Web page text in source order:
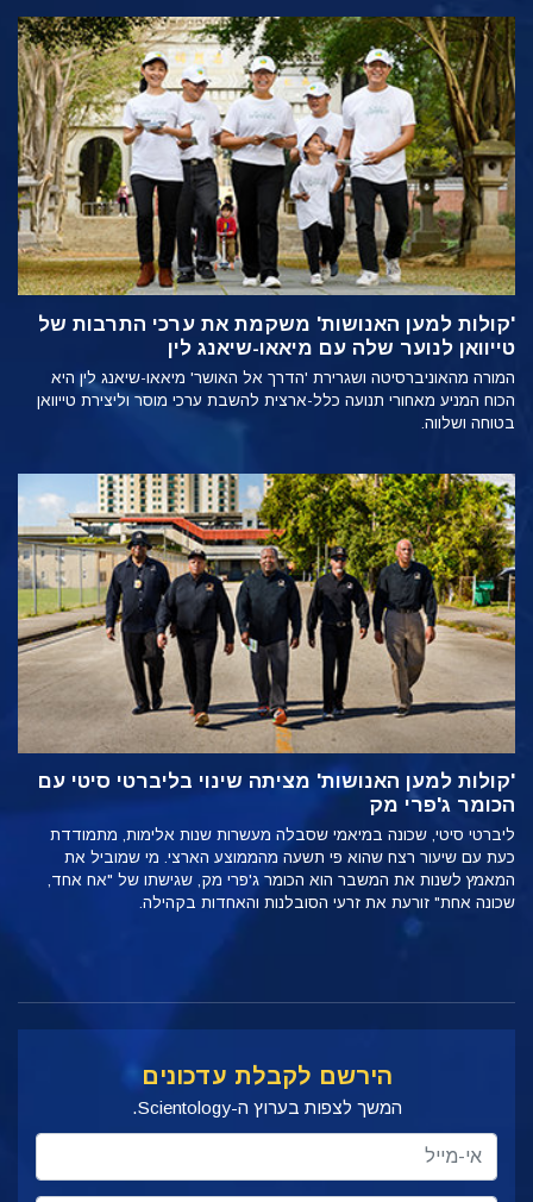
'קולות למען האנושות' משקמת את ערכי התרבות של
טייוואן לנוער שלה עם מיאאו-שיאנג לין
המורה מהאוניברסיטה ושגרירת 'הדרך אל האושר' מיאאו-שיאנג לין היא
הכוח המניע מאחורי תנועה כלל-ארצית להשבת ערכי מוסר וליצירת טייוואן
בטוחה ושלווה.
'קולות למען האנושות' מציתה שינוי בליברטי סיטי עם
הכומר ג'פרי מק
ליברטי סיטי, שכונה במיאמי שסבלה מעשרות שנות אלימות, מתמודדת
כעת עם שיעור רצח שהוא פי תשעה מהממוצע הארצי. מי שמוביל את
המאמץ לשנות את המשבר הוא הכומר ג'פרי מק, שגישתו של "אח אחד,
שכונה אחת" זורעת את זרעי הסובלנות והאחדות בקהילה.
הירשם לקבלת עדכונים
המשך לצפות בערוץ ה-Scientology.